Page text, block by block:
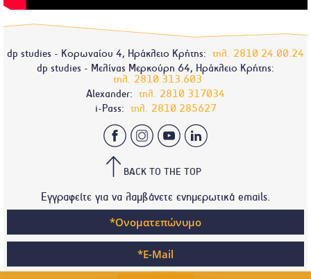
dp studies - Κορωναίου 4, Ηράκλειο Κρήτης: τηλ. 2810 24.00.24
dp studies - Μελίνας Μερκούρη 64, Ηράκλειο Κρήτης:
τηλ. 2810 313.603
Alexander: τηλ. 2810 317034
i-Pass: τηλ. 2810 285627
BACK TO THE TOP
Εγγραφείτε για να λαμβάνετε ενημερωτικά emails.